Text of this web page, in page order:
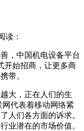
读：
，中国机电设备平台
开始招商，让更多商
带。
大，正在人们的生
代表着移动网络紧
人们各方面的诉求。
业潜在的市场价值。